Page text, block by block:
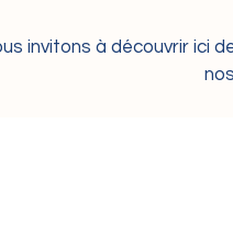
invitons à découvrir ici